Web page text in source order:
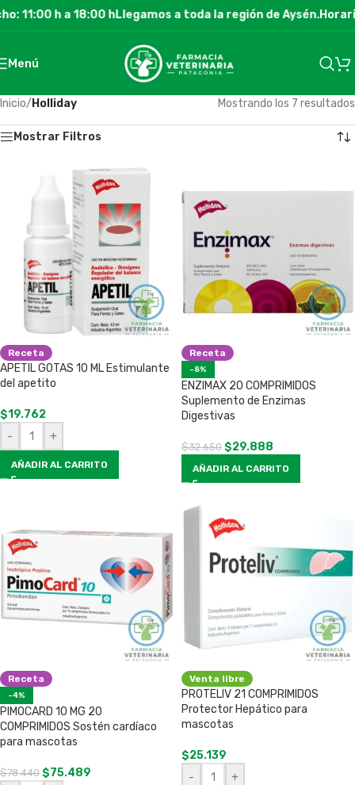
11:00 h a 18:00 hLlegamos a toda la región de Aysén.
Menú
Inicio/ Holliday Mostrando los 7 resultados
Mostrar Filtros
Receta
APETIL GOTAS 10 ML Estimulante
del apetito
$19.762
-
+
AÑADIR AL CARRITO
Receta
-8%
ENZIMAX 20 COMPRIMIDOS
Suplemento de Enzimas
Digestivas
$32.650 $29.888
AÑADIR AL CARRITO
Receta
-4%
PIMOCARD 10 MG 20
COMPRIMIDOS Sostén cardíaco
para mascotas
$78.440 $75.489
Venta libre
PROTELIV 21 COMPRIMIDOS
Protector Hepático para
mascotas
$25.139
-
+